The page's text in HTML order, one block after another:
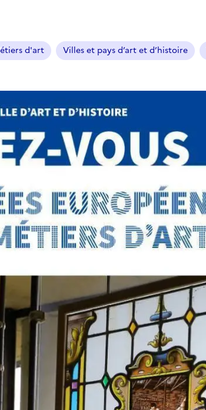
d'art Villes et pays d’art et d’histoire